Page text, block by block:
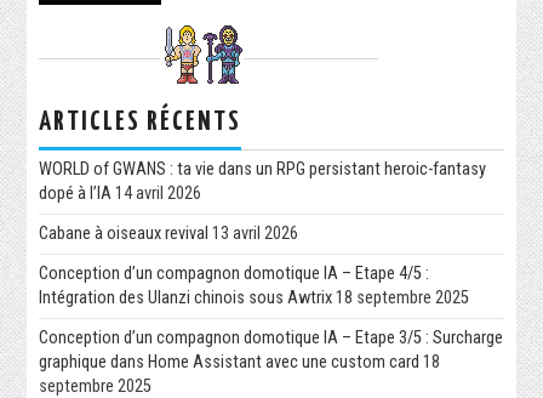
ARTICLES RÉCENTS
WORLD of GWANS : ta vie dans un RPG persistant heroic-fantasy
dopé à l’IA 14 avril 2026
Cabane à oiseaux revival 13 avril 2026
Conception d’un compagnon domotique IA – Etape 4/5 :
Intégration des Ulanzi chinois sous Awtrix 18 septembre 2025
Conception d’un compagnon domotique IA – Etape 3/5 : Surcharge
graphique dans Home Assistant avec une custom card 18
septembre 2025